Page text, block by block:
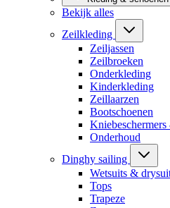
Bekijk alles
Zeilkleding
Zeiljassen
Zeilbroeken
Onderkleding
Kinderkleding
Zeillaarzen
Bootschoenen
Onderhoud
Dinghy sailing
Wetsuits &
Tops
Trapeze